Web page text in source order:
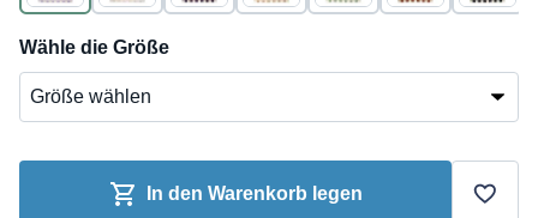
Lila Creme Weiß Beige Weiß Braun
Schwarz
Wähle die Größe
In den Warenkorb legen